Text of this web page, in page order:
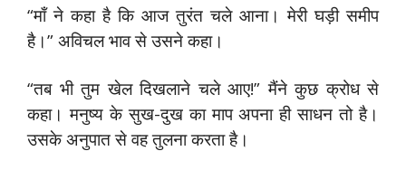
“माँ ने कहा है कि आज तुरंत चले आना। मेरी घड़ी समीप
है।” अविचल भाव से उसने कहा।
“तब भी तुम खेल दिखलाने चले आए!” मैंने कुछ क्रोध से
कहा। मनुष्य के सुख-दुख का माप अपना ही साधन तो है।
उसके अनुपात से वह तुलना करता है।